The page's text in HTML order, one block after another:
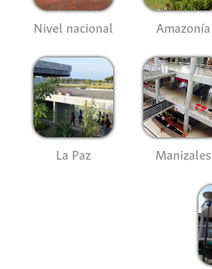
Nivel nacional Amazonía
La Paz Manizales